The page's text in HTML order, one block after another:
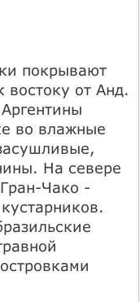
покрывают
востоку от Анд.
во влажные
На севере
Чако -